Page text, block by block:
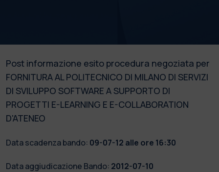
Post informazione esito procedura negoziata per
FORNITURA AL POLITECNICO DI MILANO DI SERVIZI
DI SVILUPPO SOFTWARE A SUPPORTO DI
PROGETTI E-LEARNING E E-COLLABORATION
D'ATENEO
Data scadenza bando: 09-07-12 alle ore 16:30
Data aggiudicazione Bando: 2012-07-10